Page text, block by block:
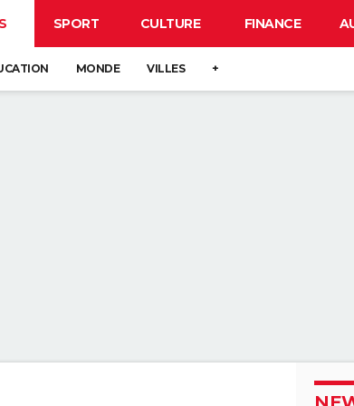
SPORT CULTURE FINANCE
MONDE VILLES +